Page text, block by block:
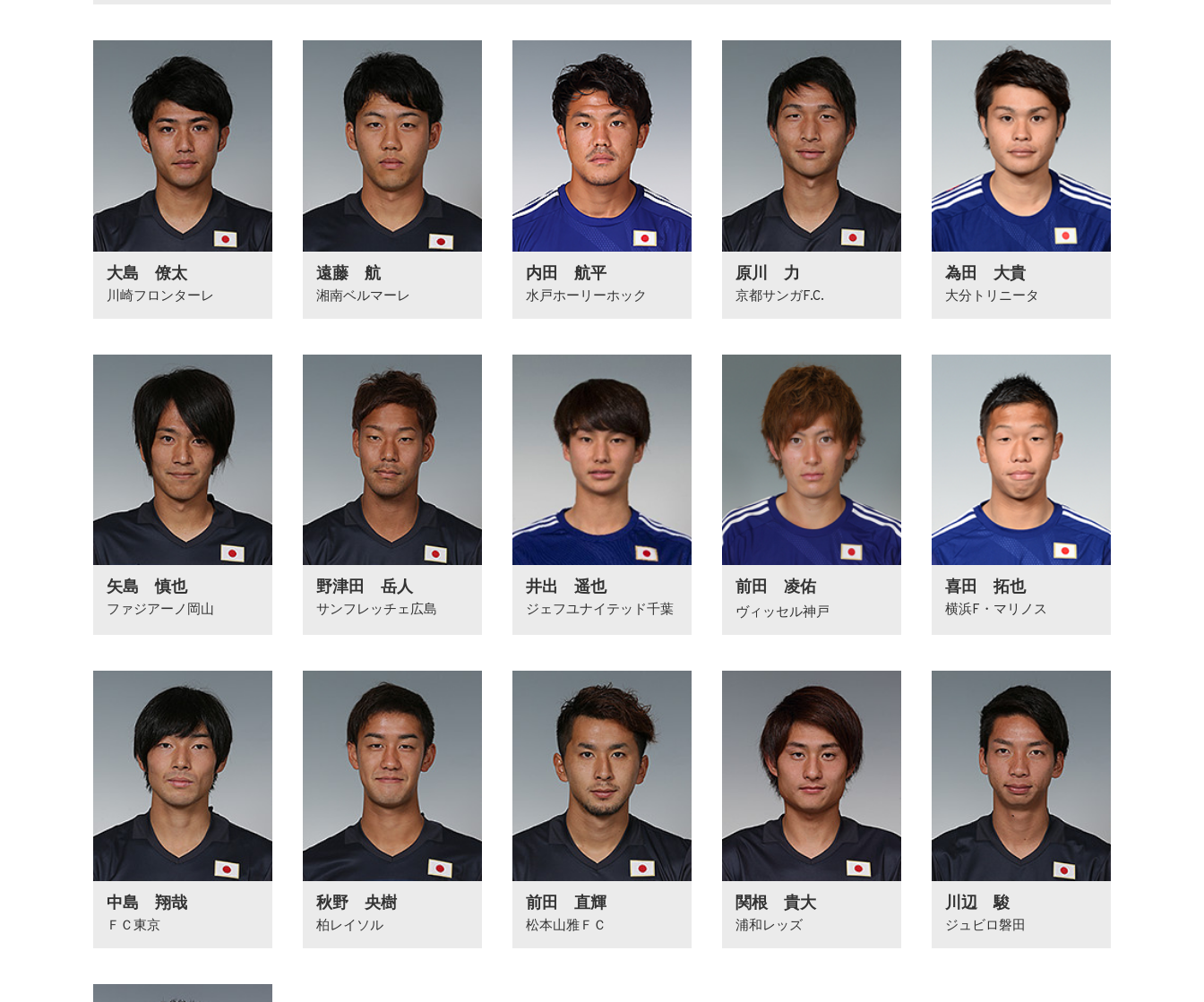
大島 僚太
川崎フロンターレ
遠藤 航
湘南ベルマーレ
内田 航平
水戸ホーリーホック
原川 力
京都サンガF.C.
為田 大貴
大分トリニータ
矢島 慎也
ファジアーノ岡山
野津田 岳人
サンフレッチェ広島
井出 遥也
ジェフユナイテッド千葉
前田 凌佑
ヴィッセル神戸
喜田 拓也
横浜F・マリノス
中島 翔哉
ＦＣ東京
秋野 央樹
柏レイソル
前田 直輝
松本山雅ＦＣ
関根 貴大
浦和レッズ
川辺 駿
ジュビロ磐田